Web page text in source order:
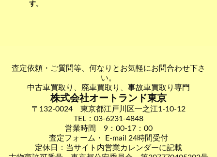
す。
査定依頼・ご質問等、何なりとお気軽にお問合わせ下さ
い。
中古車買取り、廃車買取り、事故車買取り専門
株式会社オートランド東京
〒132-0024 東京都江戸川区一之江1-10-12
TEL：03-6231-4848
営業時間 9：00-17：00
査定フォーム・ E-mail 24時間受付
定休日：当サイト内営業カレンダーに記載